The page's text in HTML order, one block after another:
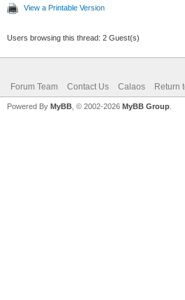
View a Printable Version
Users browsing this thread: 2 Guest(s)
Forum Team Contact Us Calaos Return
Powered By MyBB , © 2002-2026 MyBB Group